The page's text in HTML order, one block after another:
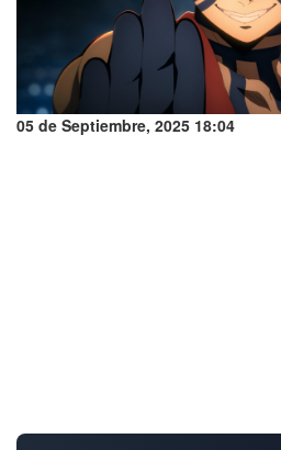
05 de Septiembre, 2025 18:04